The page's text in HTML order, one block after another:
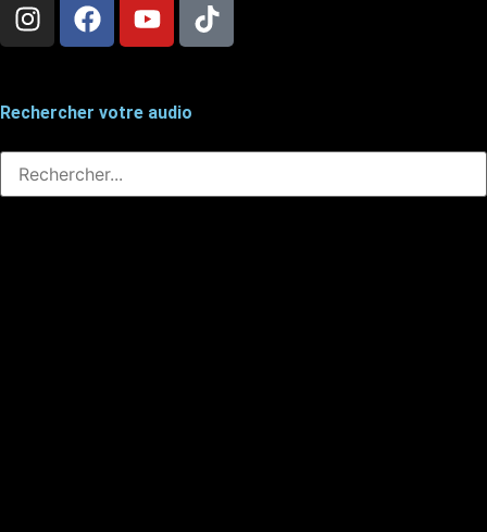
Rechercher votre audio